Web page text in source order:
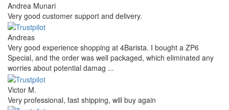
Andrea Munari
Very good customer support and delivery.
Andreas
Very good experience shopping at 4Barista. I bought a ZP6
Special, and the order was well packaged, which eliminated any
worries about potential damag ...
Victor M.
Very professional, fast shipping, will buy again